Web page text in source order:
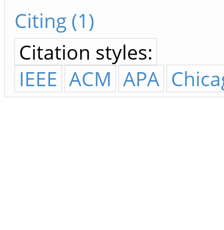
Citing (1)
Citation styles:
IEEE ACM APA